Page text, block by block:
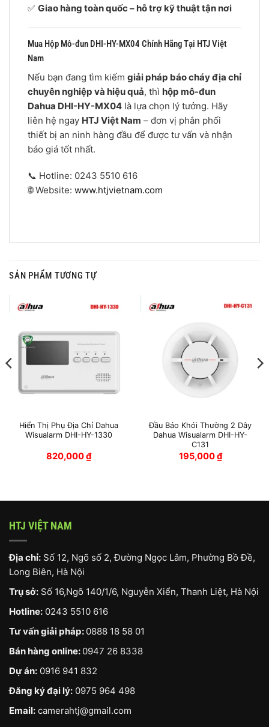
✅ Giao hàng toàn quốc – hỗ trợ kỹ thuật tận nơi
Mua Hộp Mô-đun DHI-HY-MX04 Chính Hãng Tại HTJ Việt
Nam
Nếu bạn đang tìm kiếm giải pháp báo cháy địa chỉ
chuyên nghiệp và hiệu quả, thì hộp mô-đun
Dahua DHI-HY-MX04 là lựa chọn lý tưởng. Hãy
liên hệ ngay HTJ Việt Nam – đơn vị phân phối
thiết bị an ninh hàng đầu để được tư vấn và nhận
báo giá tốt nhất.
📞 Hotline: 0243 5510 616
🌐 Website: www.htjvietnam.com
SẢN PHẨM TƯƠNG TỰ
Hiển Thị Phụ Địa Chỉ Dahua
Wisualarm DHI-HY-1330
820,000₫
Đầu Báo Khói Thường 2 Dây
Dahua Wisualarm DHI-HY-
C131
195,000₫
HTJ VIỆT NAM
Địa chỉ: Số 12, Ngõ số 2, Đường Ngọc Lâm, Phường Bồ Đề,
Long Biên, Hà Nội
Trụ sở: Số 16,Ngõ 140/1/6, Nguyễn Xiển, Thanh Liệt, Hà Nội
Hotline: 0243 5510 616
Tư vấn giải pháp: 0888 18 58 01
Bán hàng online: 0947 26 8338
Dự án: 0916 941 832
Đăng ký đại lý: 0975 964 498
Email: camerahtj@gmail.com